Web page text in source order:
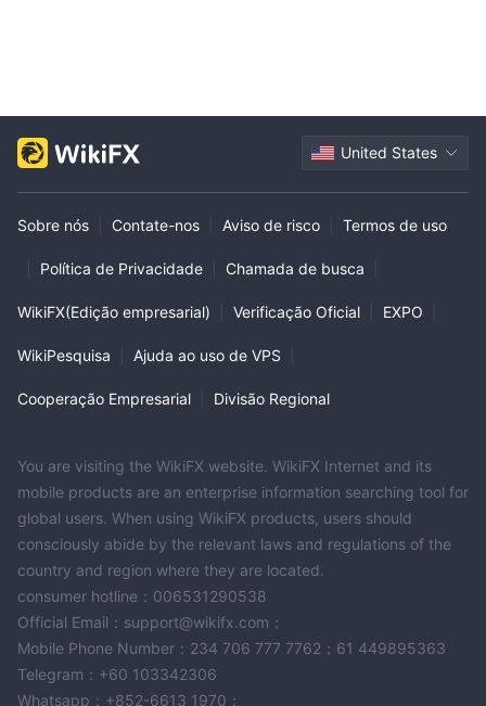
United States
Sobre nós Contate-nos Aviso de risco Termos de uso
Política de Privacidade Chamada de busca
WikiFX(Edição empresarial) Verificação Oficial EXPO
WikiPesquisa Ajuda ao uso de VPS
Cooperação Empresarial Divisão Regional
You are visiting the WikiFX website. WikiFX Internet and its
mobile products are an enterprise information searching tool for
global users. When using WikiFX products, users should
consciously abide by the relevant laws and regulations of the
country and region where they are located.
consumer hotline：006531290538
Official Email：support@wikifx.com；
Mobile Phone Number：234 706 777 7762；61 449895363
Telegram：+60 103342306
Whatsapp：+852-6613 1970；